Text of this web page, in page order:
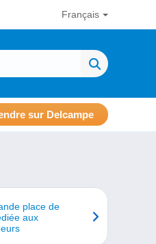
Français
sur Delcampe
place de
aux